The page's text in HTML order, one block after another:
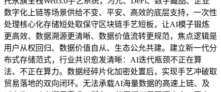
数字化上链等场景供给不变、平安、高效的底层支持，一次性
处理核心化存储短处取保守区块链手艺短板，让AI模子锻炼
更高效、数据溯源更清晰、数据价值流转更规范，焦点逻辑是
用户从权回归、数据价值自从、生态公允共建。建立新一代分
布式存储范式，行业共识愈发清晰：AI迭代瓶颈不正在算
法、不正在算力。数据经碎片化加密处置后，实现手艺冲破取
贸易落地的双向闭环。无法承载AI海量数据的高速上链、及